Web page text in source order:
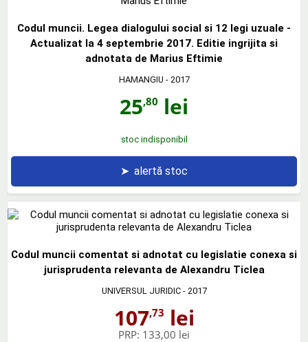
Codul muncii. Legea dialogului social si 12 legi uzuale -
Actualizat la 4 septembrie 2017. Editie ingrijita si
adnotata de Marius Eftimie
HAMANGIU - 2017
25,80 lei
stoc indisponibil
➤ alertă stoc
Codul muncii comentat si adnotat cu legislatie conexa si
jurisprudenta relevanta de Alexandru Ticlea
UNIVERSUL JURIDIC- 2017
107,73 lei
PRP: 133,00 lei